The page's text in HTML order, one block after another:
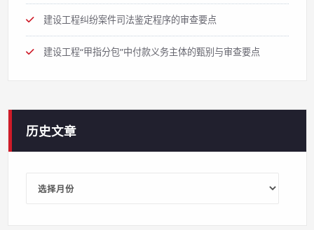
建设工程纠纷案件司法鉴定程序的审查要点
建设工程“甲指分包”中付款义务主体的甄别与审查要点
历史文章